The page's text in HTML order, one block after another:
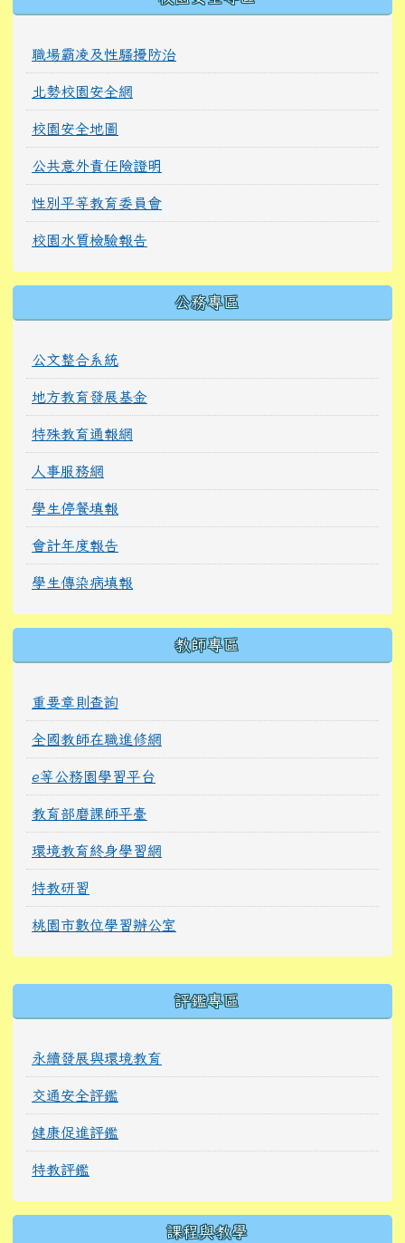
職場霸凌及性騷擾防治
北勢校園安全網
校園安全地圖
公共意外責任險證明
性別平等教育委員會
校園水質檢驗報告
公務專區
公文整合系統
地方教育發展基金
特殊教育通報網
人事服務網
學生停餐填報
會計年度報告
學生傳染病填報
教師專區
重要章則查詢
全國教師在職進修網
e等公務園學習平台
教育部磨課師平臺
環境教育終身學習網
特教研習
桃園市數位學習辦公室
評鑑專區
永續發展與環境教育
交通安全評鑑
健康促進評鑑
特教評鑑
課程與教學